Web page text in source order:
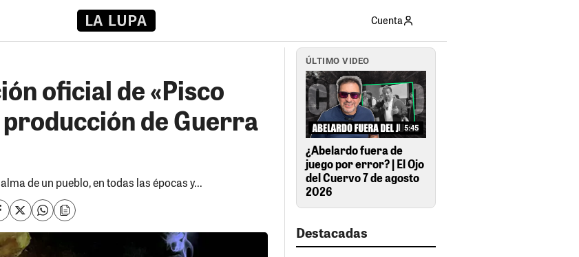
Cuenta
oficial de «Pisco
de Guerra
de un pueblo, en todas las épocas y...
ÚLTIMO VIDEO
5:45
¿Abelardo fuera de
juego por error? | El Ojo
del Cuervo 7 de agosto
2026
Destacadas